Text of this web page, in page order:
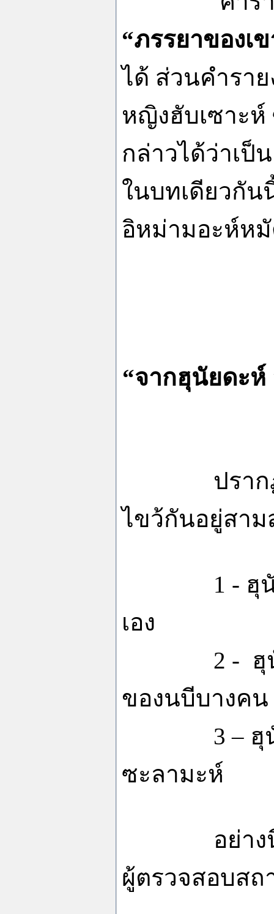
“ภรรยาของเ
ได้ ส่วนคำรา
หญิงฮับเซาะ
กล่าวได้ว่าเป็
ในบทเดียวกั
อิหม่ามอะห์ห
“จากฮุนัยดะ
ปรา
ไขว้กันอยู่สาม
1 - ฮุนัยดะ
เอง
2 - ฮุนัยดะ
ของนบีบางคน
3 – ฮุนัยด
ซะลามะห์
อย่างนี้คือ
ผู้ตรวจสอบส